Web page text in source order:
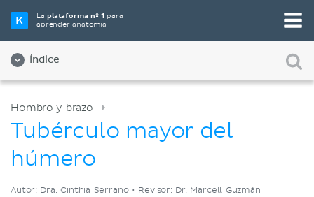
Laplataforma nº 1 para
aprender anatomía
Índice
Elige tu herramienta de estudio favorita
Videos
Hombro y brazo
Tubérculo mayor del
húmero
Autor: Dra. Cinthia Serrano• Revisor: Dr. Marcell Guzmán